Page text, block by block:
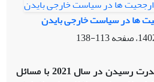
ها در سیاست خارجی بایدن
113-138
بایدن پس از به قدرت رسیدن در سال 2021 با مسائل